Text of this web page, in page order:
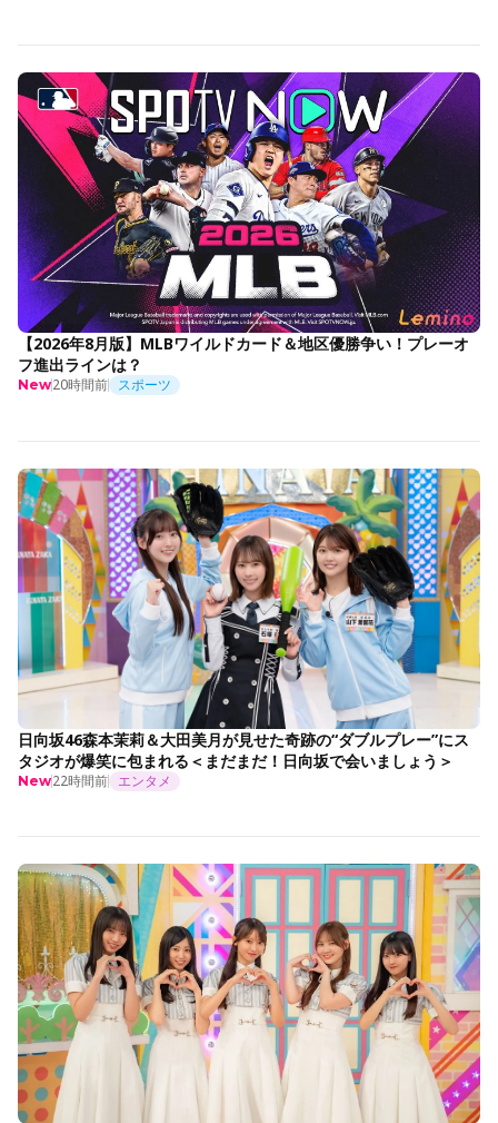
【2026年8月版】MLBワイルドカード＆地区優勝争い！プレーオ
フ進出ラインは？
New20時間前 スポーツ
日向坂46森本茉莉＆大田美月が見せた奇跡の“ダブルプレー”にス
タジオが爆笑に包まれる＜まだまだ！日向坂で会いましょう＞
New22時間前 エンタメ